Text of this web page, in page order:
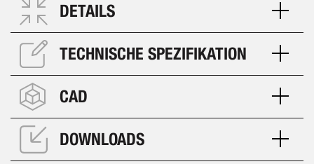
DETAILS
TECHNISCHE SPEZIFIKATION
CAD
DOWNLOADS